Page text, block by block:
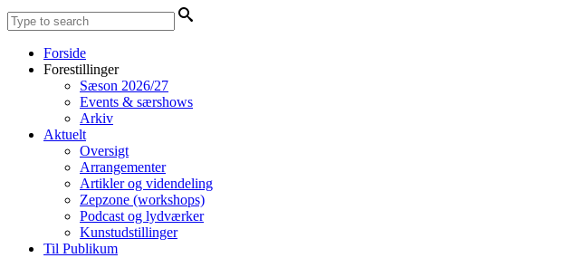
Forside
Forestillinger
Sæson 2026/27
Events & særshows
Arkiv
Aktuelt
Oversigt
Arrangementer
Artikler og videndeling
Zepzone (workshops)
Podcast og lydværker
Kunstudstillinger
Til Publikum